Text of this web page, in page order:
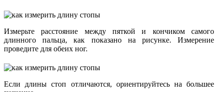
Измерьте расстояние между пяткой и кончиком самого
длинного пальца, как показано на рисунке. Измерение
проведите для обеих ног.
Если длины стоп отличаются, ориентируйтесь на большее